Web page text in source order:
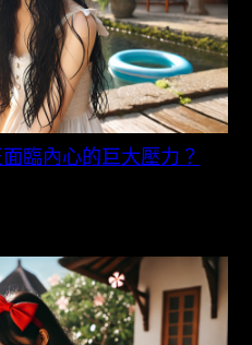
臨內心的巨大壓力？